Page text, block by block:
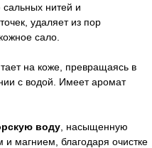
сальных нитей и
удаляет из пор
сало.
на коже, превращаясь в
с водой. Имеет аромат
воду , насыщенную
магнием, благодаря очистке